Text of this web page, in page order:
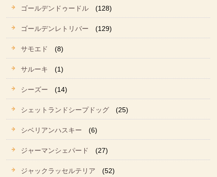
ゴールデンドゥードル (128)
ゴールデンレトリバー (129)
サモエド (8)
サルーキ (1)
シーズー (14)
シェットランドシープドッグ (25)
シベリアンハスキー (6)
ジャーマンシェパード (27)
ジャックラッセルテリア (52)